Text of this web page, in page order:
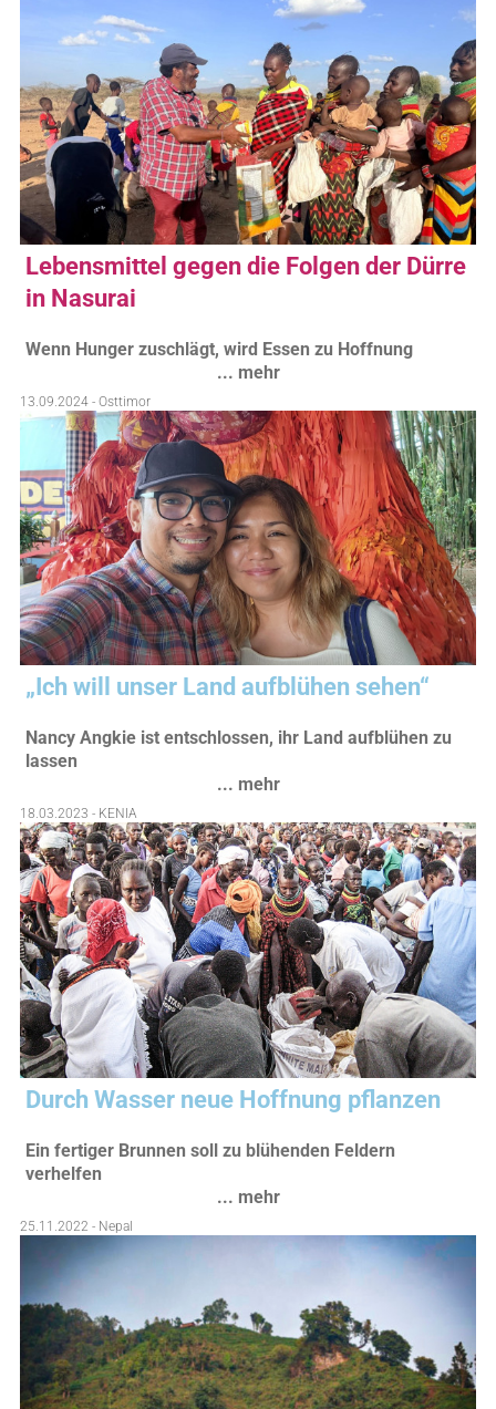
Lebensmittel gegen die Folgen der Dürre
in Nasurai
Wenn Hunger zuschlägt, wird Essen zu Hoffnung
... mehr
13.09.2024 - Osttimor
„Ich will unser Land aufblühen sehen“
Nancy Angkie ist entschlossen, ihr Land aufblühen zu
lassen
... mehr
18.03.2023 - KENIA
Durch Wasser neue Hoffnung pflanzen
Ein fertiger Brunnen soll zu blühenden Feldern
verhelfen
... mehr
25.11.2022 - Nepal